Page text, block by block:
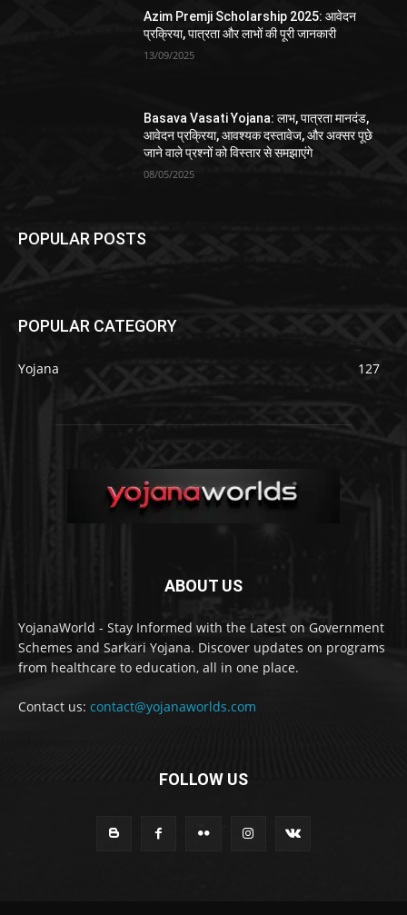
Azim Premji Scholarship 2025: आवेदन
प्रक्रिया, पात्रता और लाभों की पूरी जानकारी
13/09/2025
Basava Vasati Yojana: लाभ, पात्रता मानदंड,
आवेदन प्रक्रिया, आवश्यक दस्तावेज, और अक्सर पूछे
जाने वाले प्रश्नों को विस्तार से समझाएंगे
08/05/2025
POPULAR POSTS
POPULAR CATEGORY
Yojana 127
ABOUT US
YojanaWorld - Stay Informed with the Latest on Government
Schemes and Sarkari Yojana. Discover updates on programs
from healthcare to education, all in one place.
Contact us: contact@yojanaworlds.com
FOLLOW US